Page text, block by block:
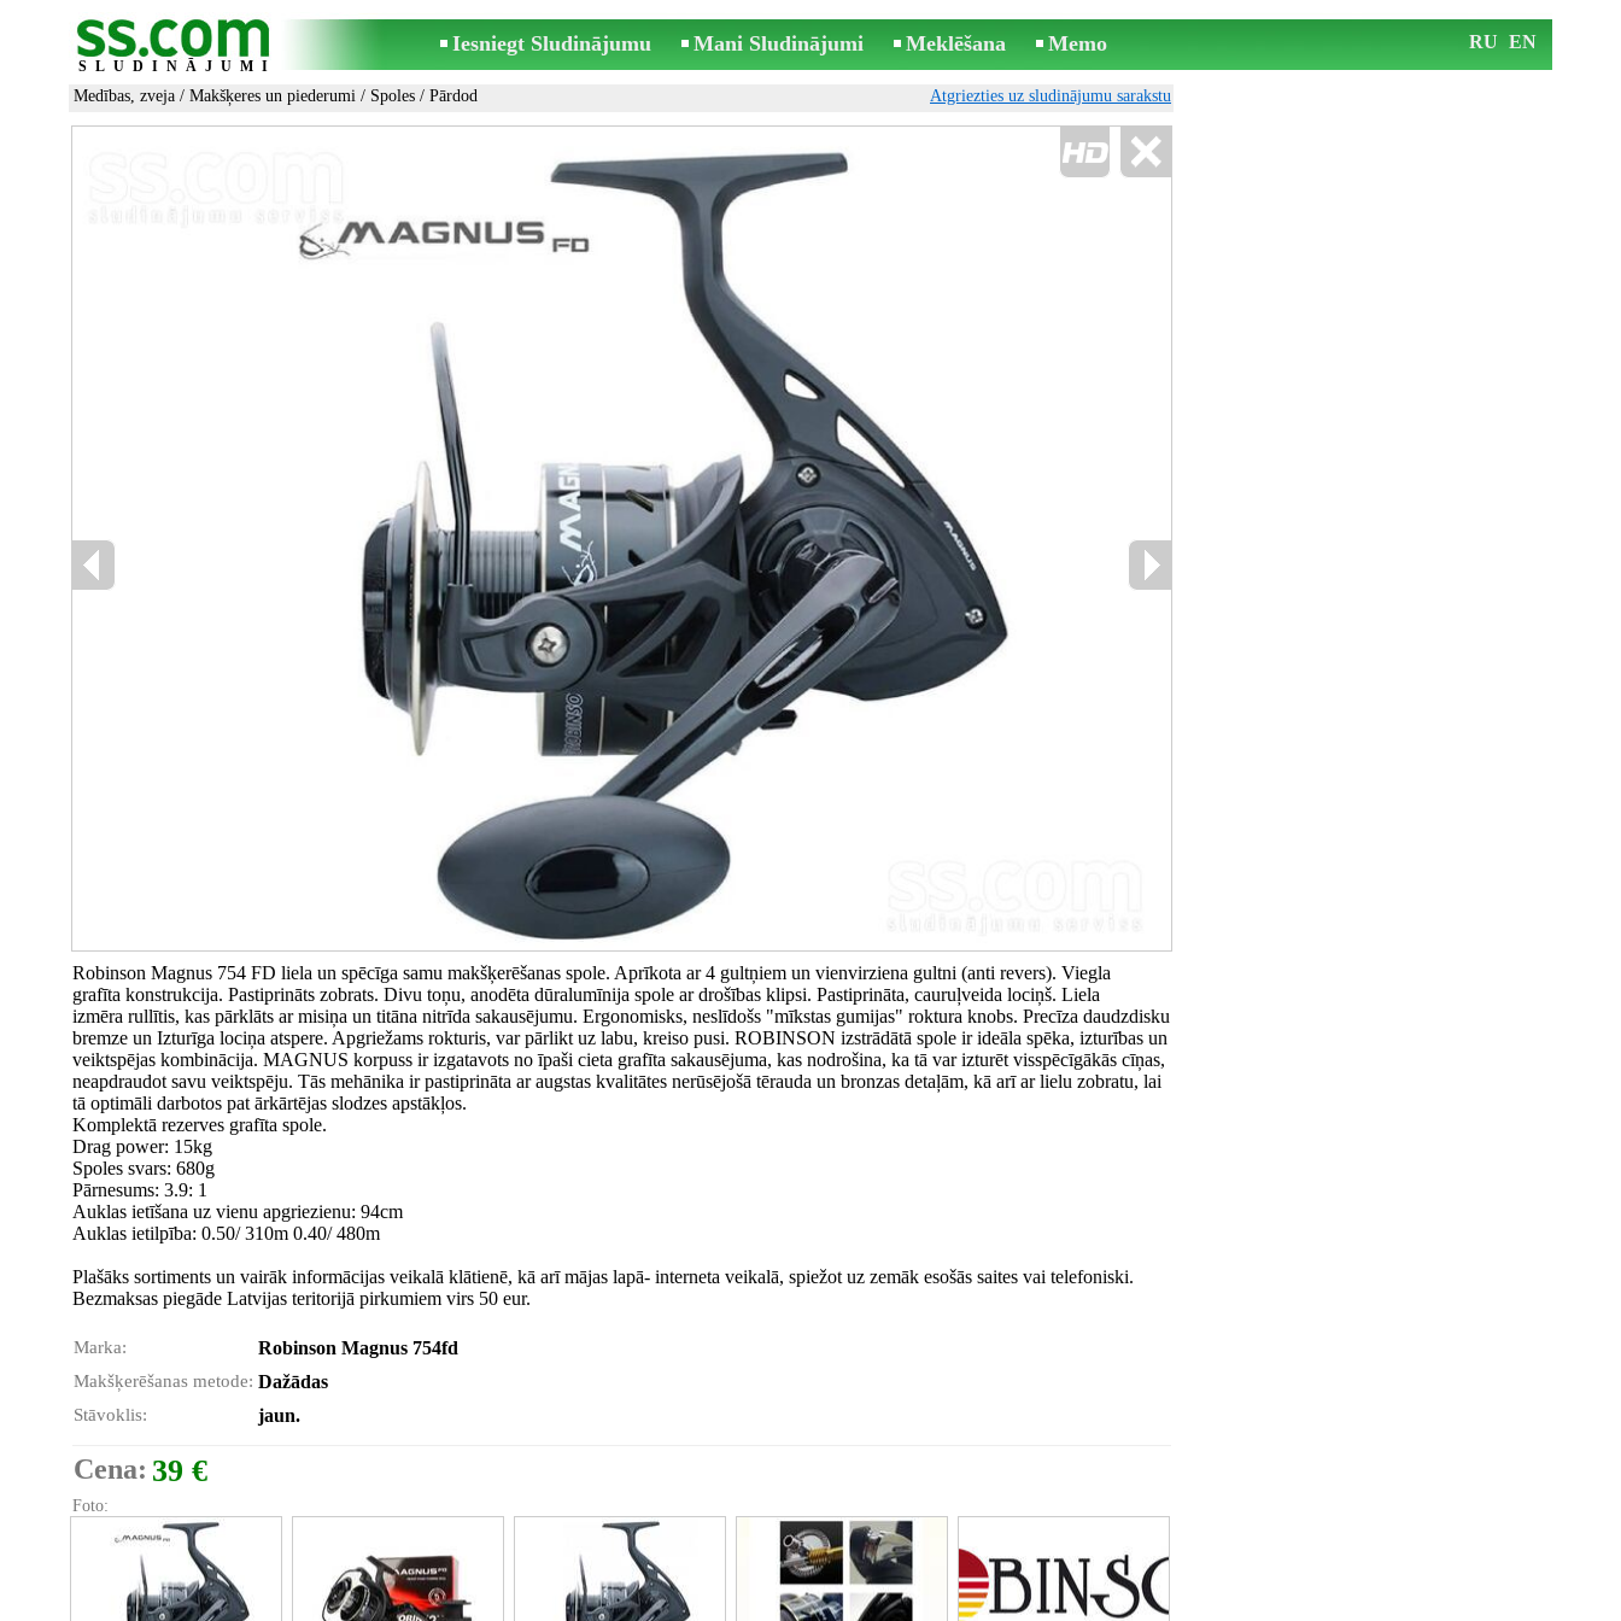
SLUDINĀJUMI
Iesniegt Sludinājumu Mani Sludinājumi Meklēšana Memo RU EN
Medības, zveja / Makšķeres un piederumi / Spoles / Pārdod Atgriezties uz sludinājumu sarakstu
Robinson Magnus 754 FD liela un spēcīga samu makšķerēšanas spole. Aprīkota ar 4 gultņiem un vienvirziena gultni (anti revers). Viegla
grafīta konstrukcija. Pastiprināts zobrats. Divu toņu, anodēta dūralumīnija spole ar drošības klipsi. Pastiprināta, cauruļveida lociņš. Liela
izmēra rullītis, kas pārklāts ar misiņa un titāna nitrīda sakausējumu. Ergonomisks, neslīdošs "mīkstas gumijas" roktura knobs. Precīza daudzdisku
bremze un Izturīga lociņa atspere. Apgriežams rokturis, var pārlikt uz labu, kreiso pusi. ROBINSON izstrādātā spole ir ideāla spēka, izturības un
veiktspējas kombinācija. MAGNUS korpuss ir izgatavots no īpaši cieta grafīta sakausējuma, kas nodrošina, ka tā var izturēt visspēcīgākās cīņas,
neapdraudot savu veiktspēju. Tās mehānika ir pastiprināta ar augstas kvalitātes nerūsējošā tērauda un bronzas detaļām, kā arī ar lielu zobratu, lai
tā optimāli darbotos pat ārkārtējas slodzes apstākļos.
Komplektā rezerves grafīta spole.
Drag power: 15kg
Spoles svars: 680g
Pārnesums: 3.9: 1
Auklas ietīšana uz vienu apgriezienu: 94cm
Auklas ietilpība: 0.50/ 310m 0.40/ 480m
Plašāks sortiments un vairāk informācijas veikalā klātienē, kā arī mājas lapā- interneta veikalā, spiežot uz zemāk esošās saites vai telefoniski.
Bezmaksas piegāde Latvijas teritorijā pirkumiem virs 50 eur.
Marka: Robinson Magnus 754fd
Makšķerēšanas metode: Dažādas
Stāvoklis: jaun.
Cena: 39 €
Foto: